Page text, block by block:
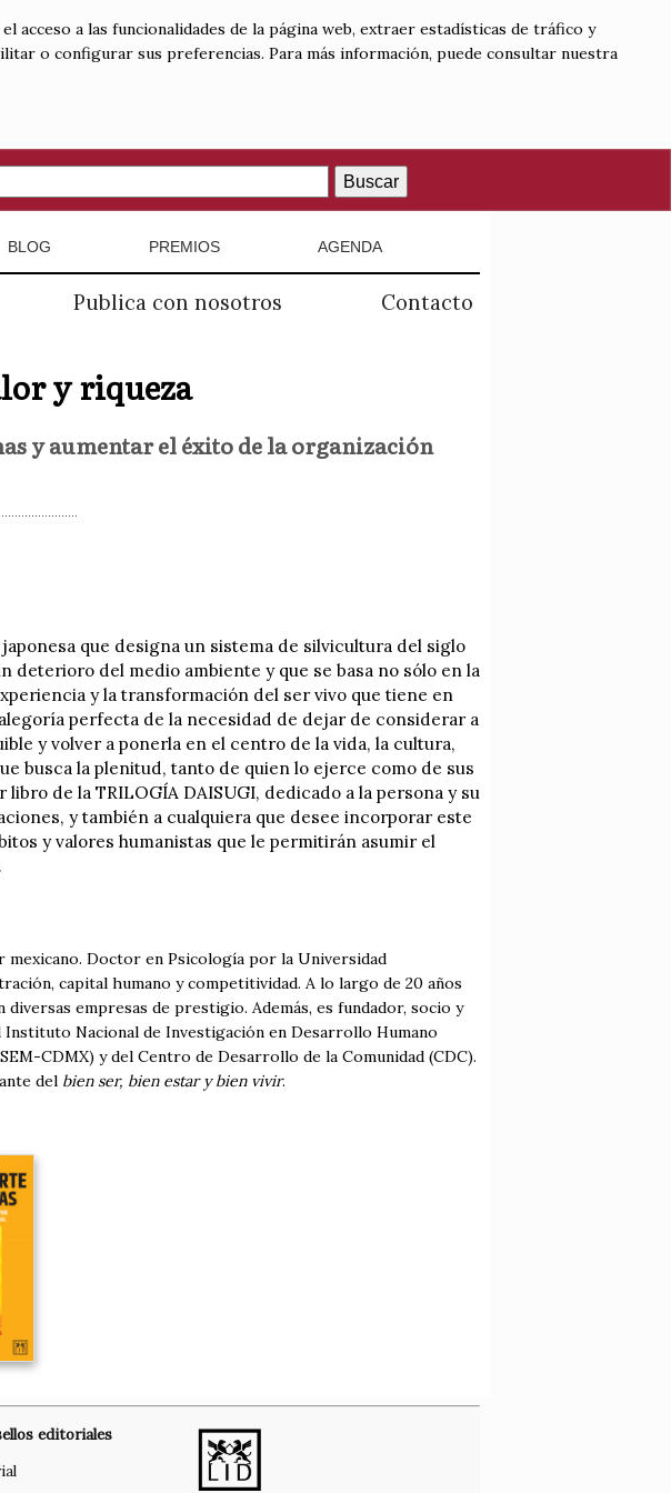
a las funcionalidades de la página web, extraer estadísticas de tráfico y
o configurar sus preferencias. Para más información, puede consultar nuestra
Buscar
BLOG PREMIOS AGENDA
Publica con nosotros Contacto
y riqueza
y aumentar el éxito de la organización
que designa un sistema de silvicultura del siglo
deterioro del medio ambiente y que se basa no sólo en la
y la transformación del ser vivo que tiene en
perfecta de la necesidad de dejar de considerar a
y volver a ponerla en el centro de la vida, la cultura,
busca la plenitud, tanto de quien lo ejerce como de sus
de la TRILOGÍA DAISUGI, dedicado a la persona y su
y también a cualquiera que desee incorporar este
y valores humanistas que le permitirán asumir el
Doctor en Psicología por la Universidad
capital humano y competitividad. A lo largo de 20 años
empresas de prestigio. Además, es fundador, socio y
Nacional de Investigación en Desarrollo Humano
CDMX) y del Centro de Desarrollo de la Comunidad (CDC).
del bien ser, bien estar y bien vivir.
editoriales